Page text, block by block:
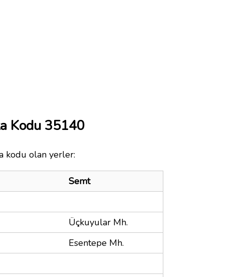
Kodu 35140
kodu olan yerler:
Semt
Üçkuyular Mh.
Esentepe Mh.